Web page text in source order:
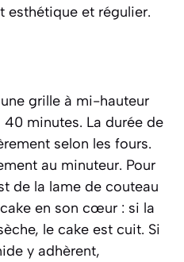
esthétique et régulier.
grille à mi-hauteur
minutes. La durée de
selon les fours.
au minuteur. Pour
de la lame de couteau
en son cœur : si la
le cake est cuit. Si
y adhèrent,